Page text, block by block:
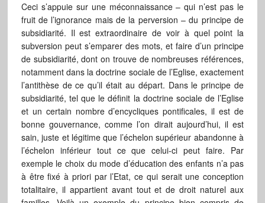
Ceci s’appuie sur une méconnaissance – qui n’est pas le
fruit de l’ignorance mais de la perversion – du principe de
subsidiarité. Il est extraordinaire de voir à quel point la
subversion peut s’emparer des mots, et faire d’un principe
de subsidiarité, dont on trouve de nombreuses références,
notamment dans la doctrine sociale de l’Eglise, exactement
l’antithèse de ce qu’il était au départ. Dans le principe de
subsidiarité, tel que le définit la doctrine sociale de l’Eglise
et un certain nombre d’encycliques pontificales, il est de
bonne gouvernance, comme l’on dirait aujourd’hui, il est
sain, juste et légitime que l’échelon supérieur abandonne à
l’échelon inférieur tout ce que celui-ci peut faire. Par
exemple le choix du mode d’éducation des enfants n’a pas
à être fixé à priori par l’Etat, ce qui serait une conception
totalitaire, il appartient avant tout et de droit naturel aux